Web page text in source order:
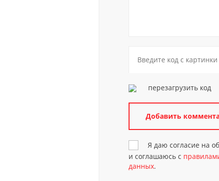
перезагрузить код
Я даю согласие на
и соглашаюсь с
данных.